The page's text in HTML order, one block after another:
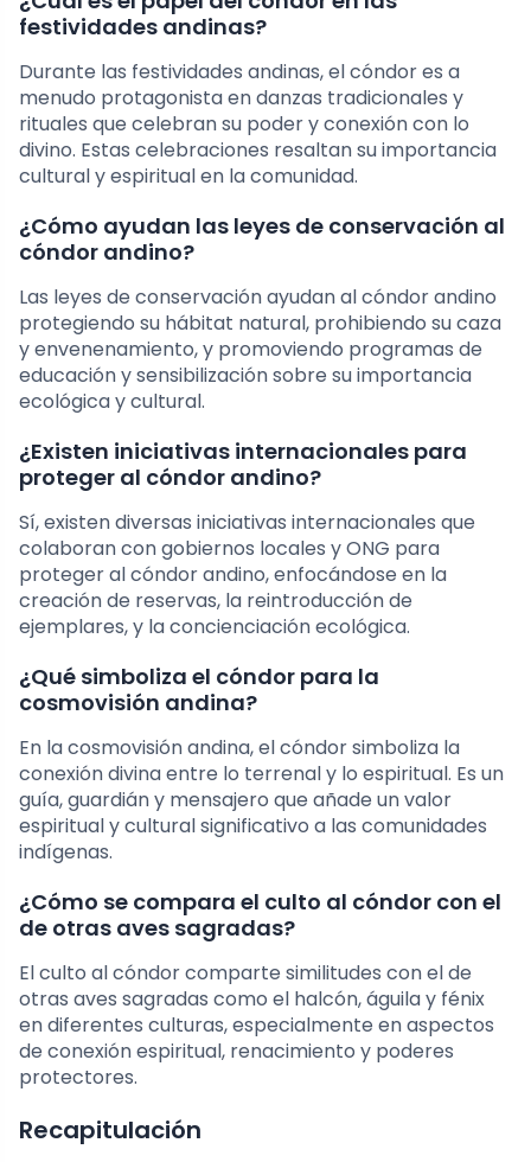
festividades andinas?
Durante las festividades andinas, el cóndor es a
menudo protagonista en danzas tradicionales y
rituales que celebran su poder y conexión con lo
divino. Estas celebraciones resaltan su importancia
cultural y espiritual en la comunidad.
¿Cómo ayudan las leyes de conservación al
cóndor andino?
Las leyes de conservación ayudan al cóndor andino
protegiendo su hábitat natural, prohibiendo su caza
y envenenamiento, y promoviendo programas de
educación y sensibilización sobre su importancia
ecológica y cultural.
¿Existen iniciativas internacionales para
proteger al cóndor andino?
Sí, existen diversas iniciativas internacionales que
colaboran con gobiernos locales y ONG para
proteger al cóndor andino, enfocándose en la
creación de reservas, la reintroducción de
ejemplares, y la concienciación ecológica.
¿Qué simboliza el cóndor para la
cosmovisión andina?
En la cosmovisión andina, el cóndor simboliza la
conexión divina entre lo terrenal y lo espiritual. Es un
guía, guardián y mensajero que añade un valor
espiritual y cultural significativo a las comunidades
indígenas.
¿Cómo se compara el culto al cóndor con el
de otras aves sagradas?
El culto al cóndor comparte similitudes con el de
otras aves sagradas como el halcón, águila y fénix
en diferentes culturas, especialmente en aspectos
de conexión espiritual, renacimiento y poderes
protectores.
Recapitulación